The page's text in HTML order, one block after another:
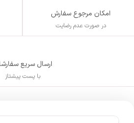
امکان مرجوع سفارش
در صورت عدم رضایت
ارسال سریع
با پست پیشتاز